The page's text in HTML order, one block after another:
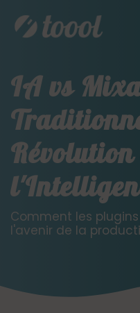
IA vs
Révolution
Comment les
l'avenir de la